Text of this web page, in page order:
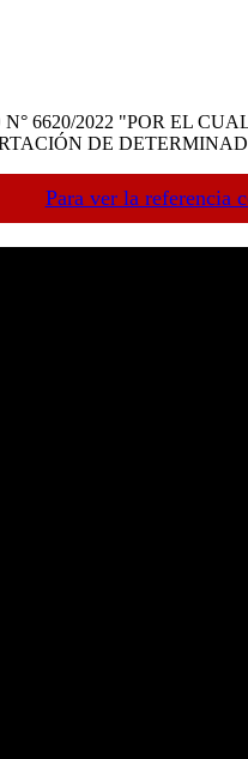
6620/2022 "POR EL
DE
Para ver la referencia